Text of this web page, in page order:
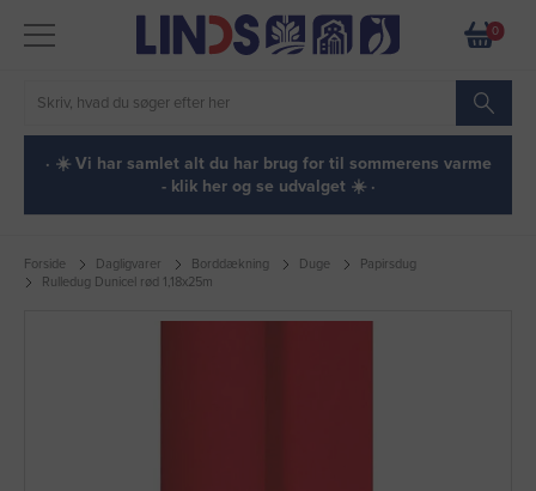
0
· ☀️ Vi har samlet alt du har brug for til sommerens varme
- klik her og se udvalget ☀️ ·
Forside Dagligvarer Borddækning Duge
Papirsdug
Rulledug Dunicel rød 1,18x25m